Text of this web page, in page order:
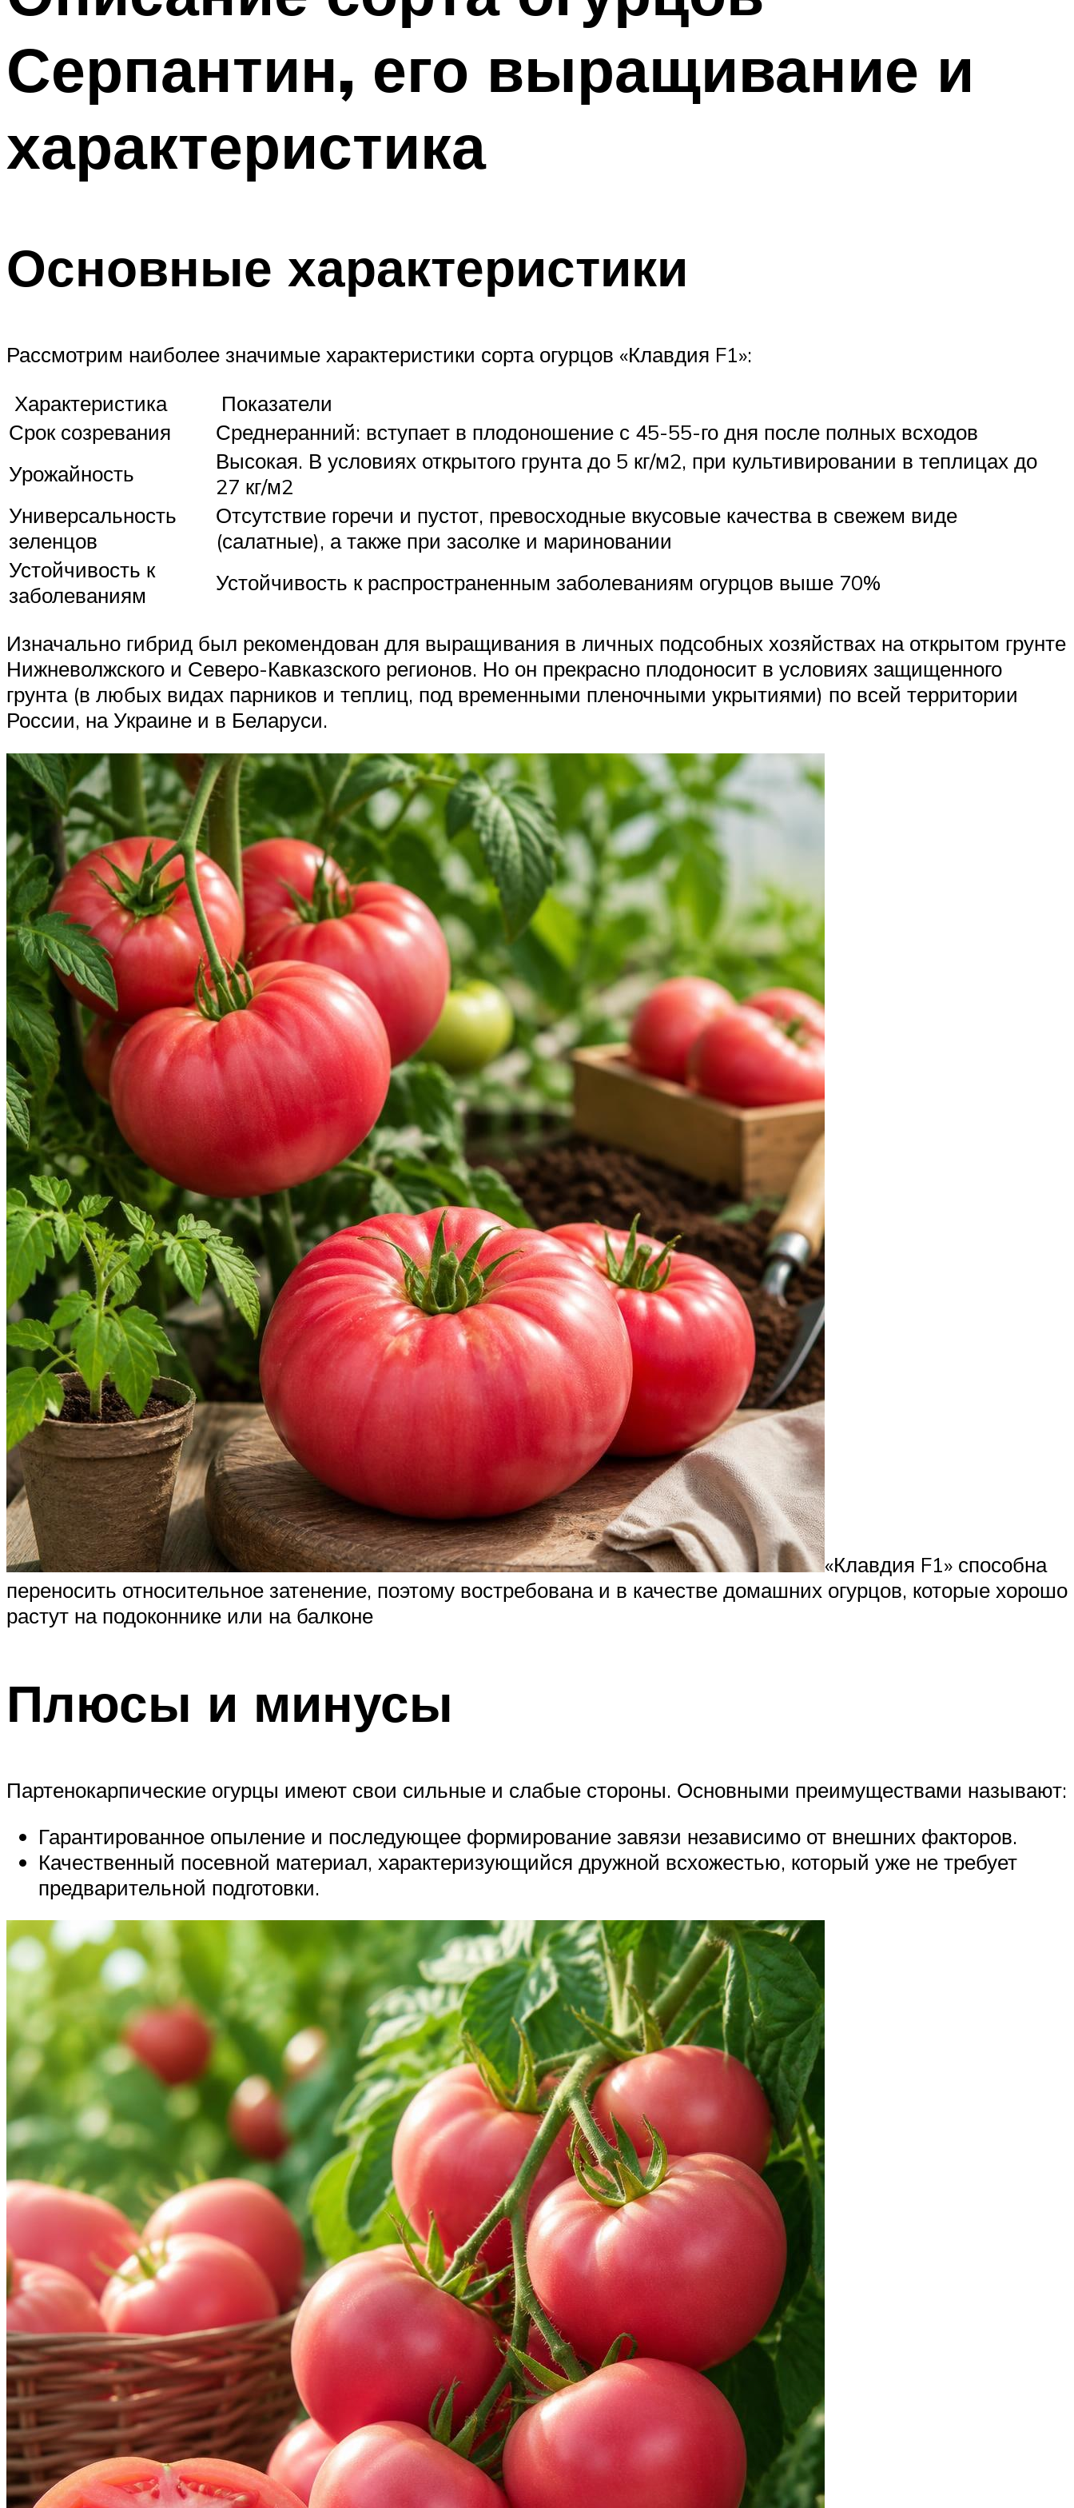
Серпантин, его выращивание и
характеристика
Основные характеристики
Рассмотрим наиболее значимые характеристики сорта огурцов «Клавдия F1»:
Характеристика
Показатели
Срок созревания
Среднеранний: вступает в плодоношение с 45-55-го дня после полных всходов
Урожайность
Высокая. В условиях открытого грунта до 5 кг/м2, при культивировании в теплицах до
27 кг/м2
Универсальность
зеленцов
Отсутствие горечи и пустот, превосходные вкусовые качества в свежем виде
(салатные), а также при засолке и мариновании
Устойчивость к
заболеваниям
Устойчивость к распространенным заболеваниям огурцов выше 70%
Изначально гибрид был рекомендован для выращивания в личных подсобных хозяйствах на открытом грунте
Нижневолжского и Северо-Кавказского регионов. Но он прекрасно плодоносит в условиях защищенного
грунта (в любых видах парников и теплиц, под временными пленочными укрытиями) по всей территории
России, на Украине и в Беларуси.
«Клавдия F1» способна
переносить относительное затенение, поэтому востребована и в качестве домашних огурцов, которые хорошо
растут на подоконнике или на балконе
Плюсы и минусы
Партенокарпические огурцы имеют свои сильные и слабые стороны. Основными преимуществами называют:
Гарантированное опыление и последующее формирование завязи независимо от внешних факторов.
Качественный посевной материал, характеризующийся дружной всхожестью, который уже не требует
предварительной подготовки.